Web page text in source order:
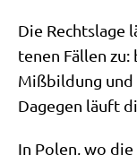
Die
te­nen Fäl­len
Miß­bil­dung
Dage­gen läuft
In Polen, wo